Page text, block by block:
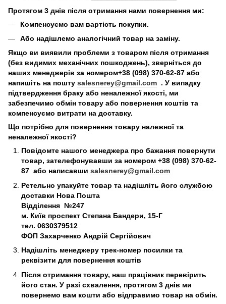
Протягом 3 днів після отримання нами повернення ми:
Компенсуємо вам вартість покупки.
Або надішлемо аналогічний товар на заміну.
Якщо ви виявили проблеми з товаром після отримання
(без видимих механічних пошкоджень), зверніться до
наших менеджерів за номером+38 (098) 370-62-87 або
напишіть на пошту salesnerey@gmail.com . У випадку
підтвердження браку або неналежної якості, ми
забезпечимо обмін товару або повернення коштів та
компенсуємо витрати на доставку.
Що потрібно для повернення товару належної та
неналежної якості?
Повідомте нашого менеджера про бажання повернути
товар, зателефонувавши за номером +38 (098) 370-62-
87 або написавши salesnerey@gmail.com
Ретельно упакуйте товар та надішліть його службою
доставки Нова Пошта
Відділення №247
м. Київ проспект Степана Бандери, 15-Г
тел. 0630379512
ФОП Захарченко Андрій Сергійович
Надішліть менеджеру трек-номер посилки та
реквізити для повернення коштів
Після отримання товару, наш працівник перевірить
його стан. У разі схвалення, протягом 3 днів ми
повернемо вам кошти або відправимо товар на обмін.